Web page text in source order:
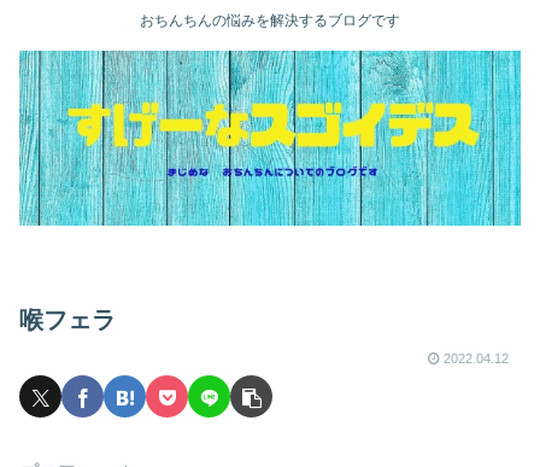
おちんちんの悩みを解決するブログです
喉フェラ
2022.04.12